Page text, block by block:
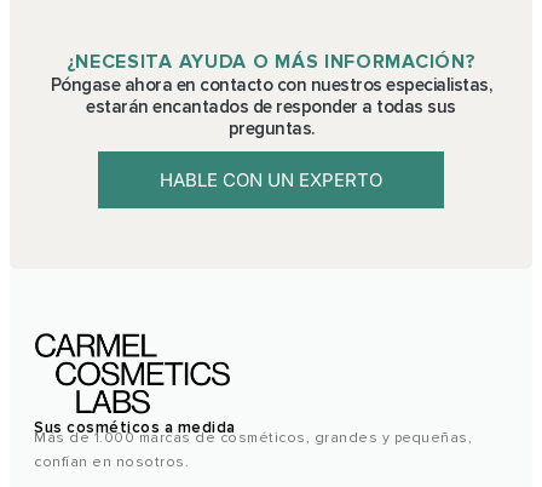
¿NECESITA AYUDA O MÁS INFORMACIÓN?
Póngase ahora en contacto con nuestros especialistas,
estarán encantados de responder a todas sus
preguntas.
HABLE CON UN EXPERTO
Sus cosméticos a medida
Más de 1.000 marcas de cosméticos, grandes y pequeñas,
confían en nosotros.